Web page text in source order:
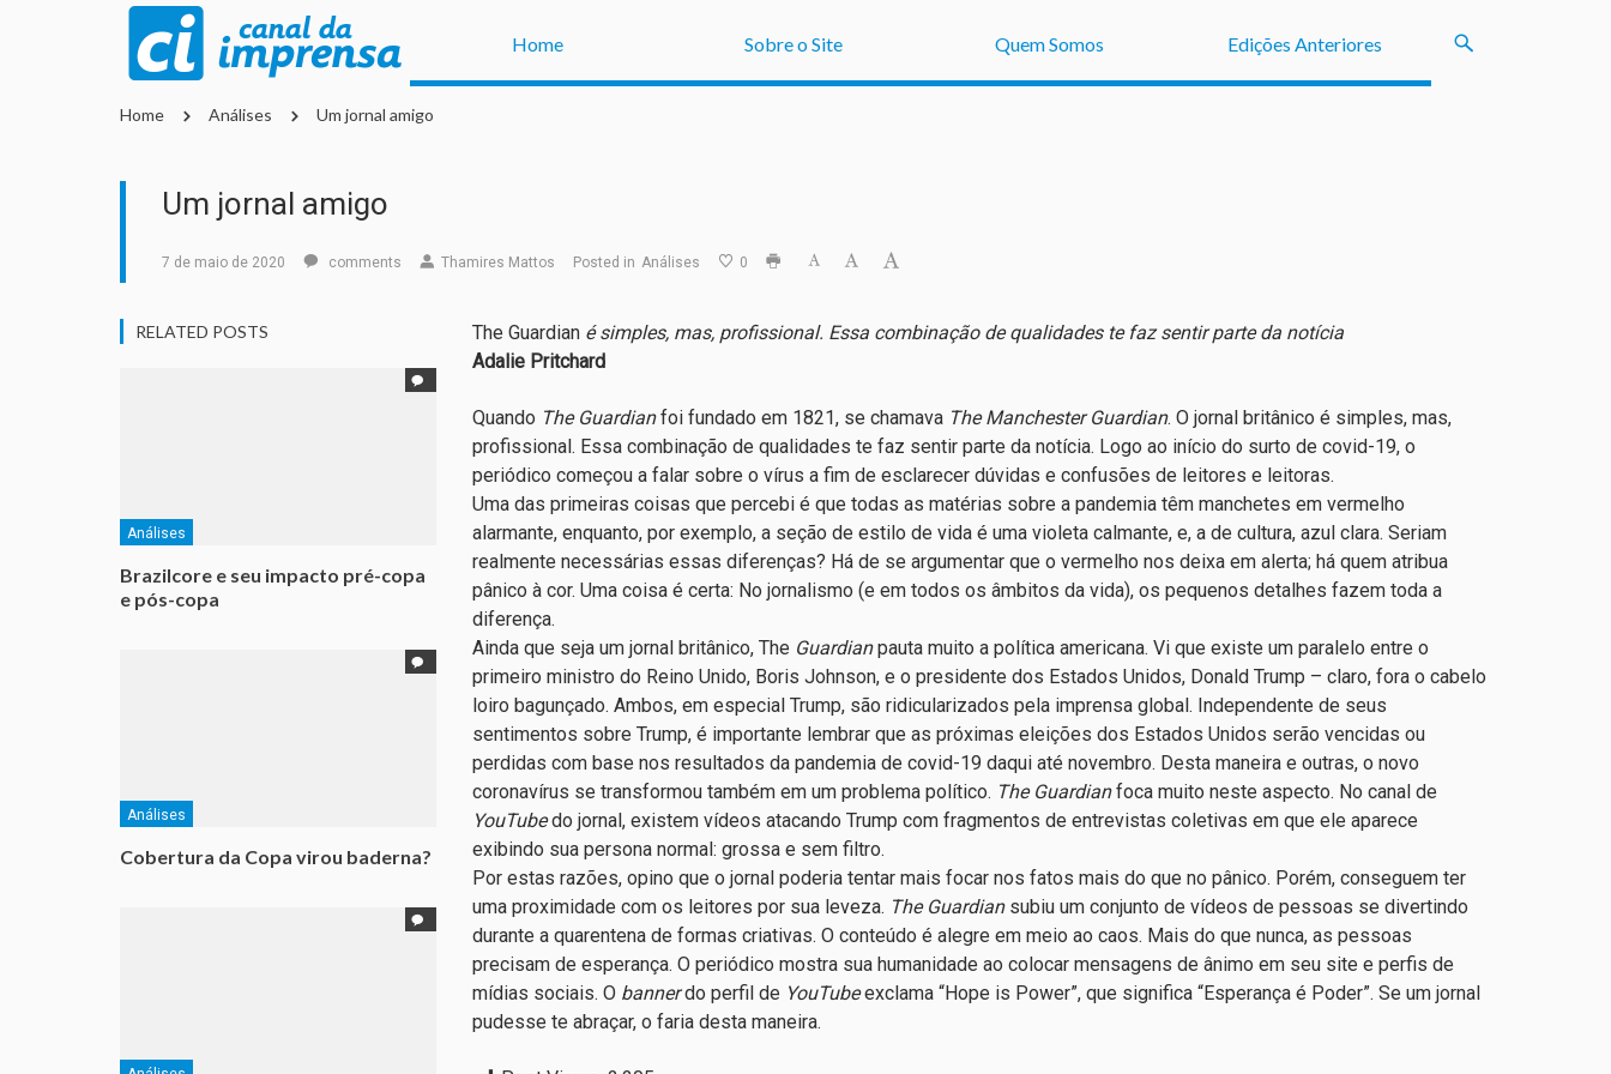
Home Sobre o Site Quem Somos Edições Anteriores
Home Análises Um jornal amigo
Um jornal amigo
7 de maio de 2020 comments Thamires Mattos Posted in Análises 0
The Guardian é simples, mas, profissional. Essa combinação de qualidades te faz sentir parte da notícia
Adalie Pritchard
Quando The Guardianfoi fundado em 1821, se chamava The Manchester Guardian. O jornal britânico é simples, mas,
profissional. Essa combinação de qualidades te faz sentir parte da notícia. Logo ao início do surto de covid-19, o
periódico começou a falar sobre o vírus a fim de esclarecer dúvidas e confusões de leitores e leitoras.
Uma das primeiras coisas que percebi é que todas as matérias sobre a pandemia têm manchetes em vermelho
alarmante, enquanto, por exemplo, a seção de estilo de vida é uma violeta calmante, e, a de cultura, azul clara. Seriam
realmente necessárias essas diferenças? Há de se argumentar que o vermelho nos deixa em alerta; há quem atribua
pânico à cor. Uma coisa é certa: No jornalismo (e em todos os âmbitos da vida), os pequenos detalhes fazem toda a
diferença.
Ainda que seja um jornal britânico, The Guardianpauta muito a política americana. Vi que existe um paralelo entre o
primeiro ministro do Reino Unido, Boris Johnson, e o presidente dos Estados Unidos, Donald Trump – claro, fora o cabelo
loiro bagunçado. Ambos, em especial Trump, são ridicularizados pela imprensa global. Independente de seus
sentimentos sobre Trump, é importante lembrar que as próximas eleições dos Estados Unidos serão vencidas ou
perdidas com base nos resultados da pandemia de covid-19 daqui até novembro. Desta maneira e outras, o novo
coronavírus se transformou também em um problema político. The Guardianfoca muito neste aspecto. No canal de
YouTubedo jornal, existem vídeos atacando Trump com fragmentos de entrevistas coletivas em que ele aparece
exibindo sua persona normal: grossa e sem filtro.
Por estas razões, opino que o jornal poderia tentar mais focar nos fatos mais do que no pânico. Porém, conseguem ter
uma proximidade com os leitores por sua leveza. The Guardiansubiu um conjunto de vídeos de pessoas se divertindo
durante a quarentena de formas criativas. O conteúdo é alegre em meio ao caos. Mais do que nunca, as pessoas
precisam de esperança. O periódico mostra sua humanidade ao colocar mensagens de ânimo em seu site e perfis de
mídias sociais. O bannerdo perfil de YouTubeexclama “Hope is Power”, que significa “Esperança é Poder”. Se um jornal
pudesse te abraçar, o faria desta maneira.
RELATED POSTS
Análises
Brazilcore e seu impacto pré-copa
e pós-copa
Análises
Cobertura da Copa virou baderna?